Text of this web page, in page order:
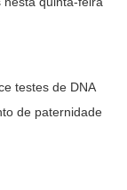
testes de DNA
de paternidade